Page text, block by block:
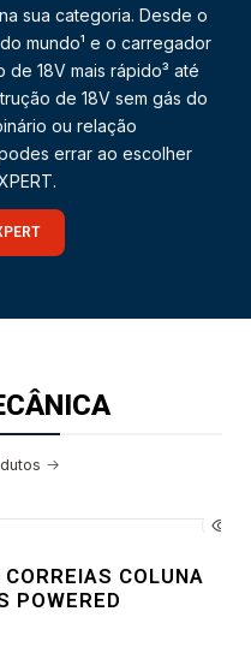
sua categoria. Desde o
mundo¹ e o carregador
18V mais rápido³ até
de 18V sem gás do
ou relação
errar ao escolher
COLUNA
POWERED